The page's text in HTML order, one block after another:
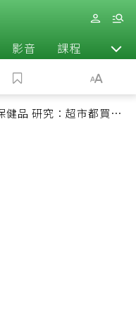
影音 課程 退休
健品 研究：超市都買得